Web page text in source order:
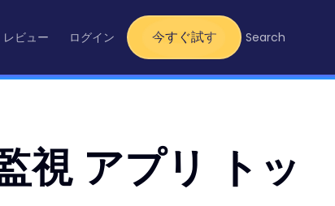
レビュー ログイン 今すぐ試す Search
視 アプリ トッ